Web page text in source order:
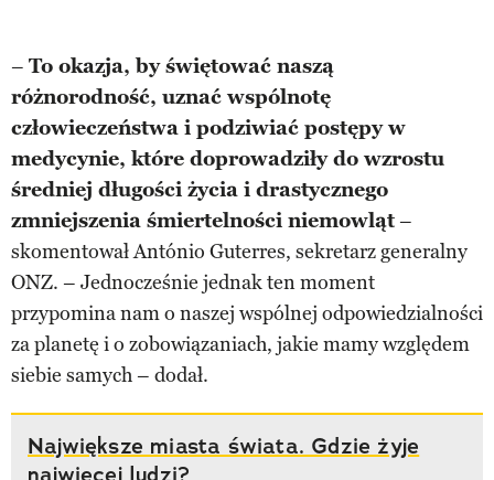
– To okazja, by świętować naszą
różnorodność, uznać wspólnotę
człowieczeństwa i podziwiać postępy w
medycynie, które doprowadziły do wzrostu
średniej długości życia i drastycznego
zmniejszenia śmiertelności niemowląt–
skomentował António Guterres, sekretarz generalny
ONZ. – Jednocześnie jednak ten moment
przypomina nam o naszej wspólnej odpowiedzialności
za planetę i o zobowiązaniach, jakie mamy względem
siebie samych – dodał.
Największe miasta świata. Gdzie żyje
najwięcej ludzi?